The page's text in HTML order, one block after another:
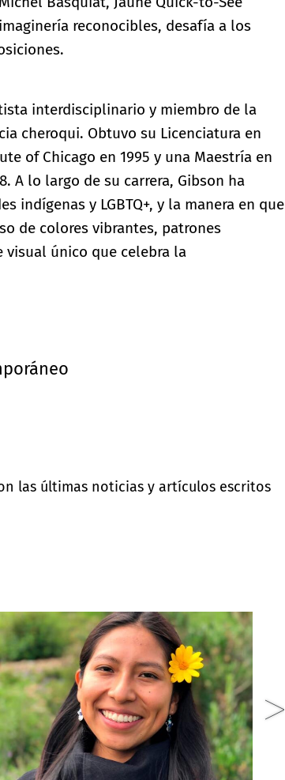
reconocibles, desafía a los
interdisciplinario y miembro de la
cheroqui. Obtuvo su Licenciatura en
of Chicago en 1995 y una Maestría en
A lo largo de su carrera, Gibson ha
y LGBTQ+, y la manera en que
de colores vibrantes, patrones
visual único que celebra la
las últimas noticias y artículos escritos